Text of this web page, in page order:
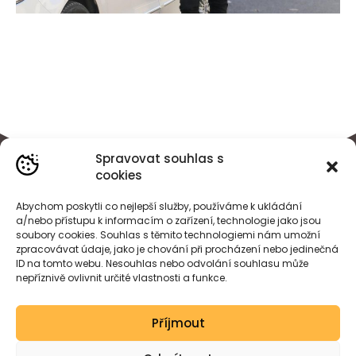
Spravovat souhlas s
cookies
Abychom poskytli co nejlepší služby, používáme k ukládání
a/nebo přístupu k informacím o zařízení, technologie jako jsou
soubory cookies. Souhlas s těmito technologiemi nám umožní
zpracovávat údaje, jako je chování při procházení nebo jedinečná
ID na tomto webu. Nesouhlas nebo odvolání souhlasu může
nepříznivě ovlivnit určité vlastnosti a funkce.
Příjmout